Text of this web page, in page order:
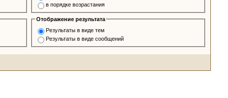
в порядке возрастания
Отображение результата
Результаты в виде тем
Результаты в виде сообщений